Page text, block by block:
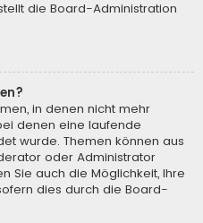
die Board-Administration
in denen nicht mehr
denen eine laufende
wurde. Themen können aus
oder Administrator
Sie auch die Möglichkeit, Ihre
dies durch die Board-